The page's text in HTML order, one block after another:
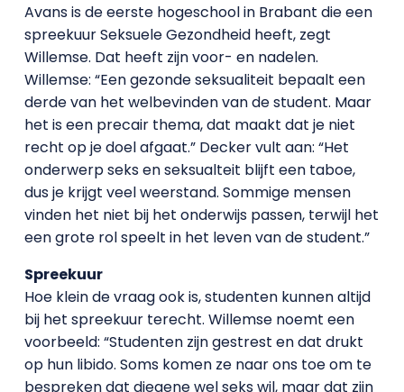
Avans is de eerste hogeschool in Brabant die een
spreekuur Seksuele Gezondheid heeft, zegt
Willemse. Dat heeft zijn voor- en nadelen.
Willemse: “Een gezonde seksualiteit bepaalt een
derde van het welbevinden van de student. Maar
het is een precair thema, dat maakt dat je niet
recht op je doel afgaat.” Decker vult aan: “Het
onderwerp seks en seksualteit blijft een taboe,
dus je krijgt veel weerstand. Sommige mensen
vinden het niet bij het onderwijs passen, terwijl het
een grote rol speelt in het leven van de student.”
Spreekuur
Hoe klein de vraag ook is, studenten kunnen altijd
bij het spreekuur terecht. Willemse noemt een
voorbeeld: “Studenten zijn gestrest en dat drukt
op hun libido. Soms komen ze naar ons toe om te
bespreken dat diegene wel seks wil, maar dat zijn